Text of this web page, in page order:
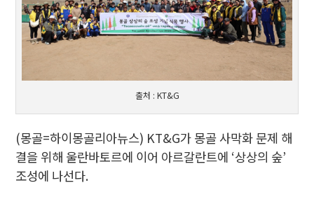
출처 : KT&G
(몽골=하이몽골리아뉴스) KT&G가 몽골 사막화 문제 해
결을 위해 울란바토르에 이어 아르갈란트에 ‘상상의 숲’
조성에 나선다.